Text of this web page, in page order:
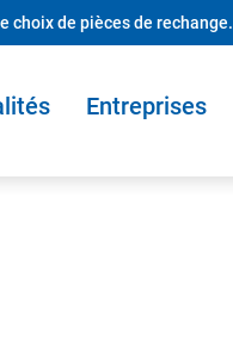
choix de pièces de rechange.
Entreprises